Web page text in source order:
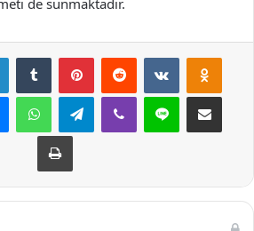
LinkedInTumblr PinterestReddit VKontakte
MessengerWhatsAppTelegramViber Line E-Posta ile
Yazdır